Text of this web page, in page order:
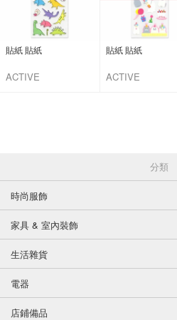
貼紙 貼紙
ACTIVE
貼紙 貼紙
ACTIVE
分類
時尚服飾
家具 & 室內裝飾
生活雜貨
電器
店鋪備品